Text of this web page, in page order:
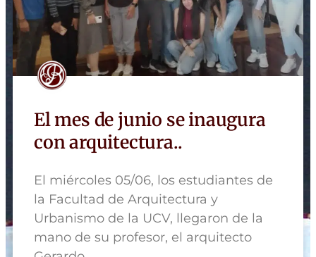
El mes de junio se inaugura
con arquitectura..
El miércoles 05/06, los estudiantes de
la Facultad de Arquitectura y
Urbanismo de la UCV, llegaron de la
mano de su profesor, el arquitecto